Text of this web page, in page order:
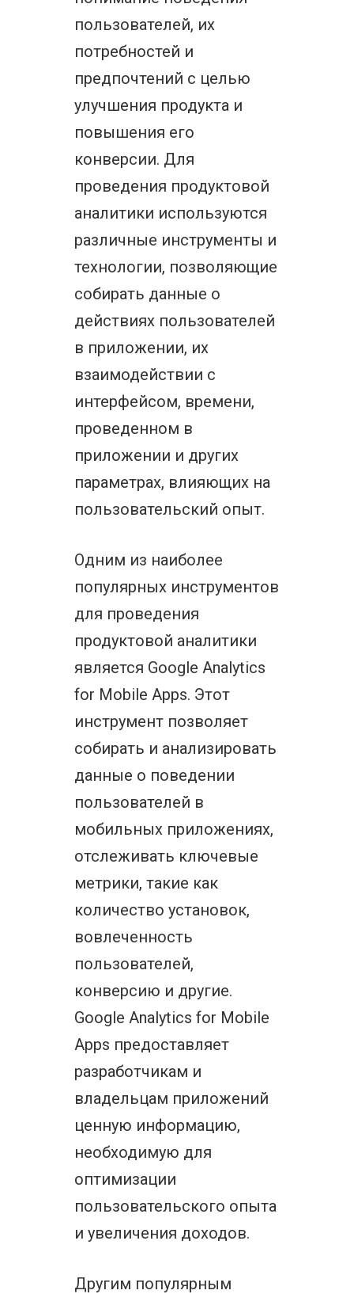
пользователей, их
потребностей и
предпочтений с целью
улучшения продукта и
повышения его
конверсии. Для
проведения продуктовой
аналитики используются
различные инструменты и
технологии, позволяющие
собирать данные о
действиях пользователей
в приложении, их
взаимодействии с
интерфейсом, времени,
проведенном в
приложении и других
параметрах, влияющих на
пользовательский опыт.
Одним из наиболее
популярных инструментов
для проведения
продуктовой аналитики
является Google Analytics
for Mobile Apps. Этот
инструмент позволяет
собирать и анализировать
данные о поведении
пользователей в
мобильных приложениях,
отслеживать ключевые
метрики, такие как
количество установок,
вовлеченность
пользователей,
конверсию и другие.
Google Analytics for Mobile
Apps предоставляет
разработчикам и
владельцам приложений
ценную информацию,
необходимую для
оптимизации
пользовательского опыта
и увеличения доходов.
Другим популярным